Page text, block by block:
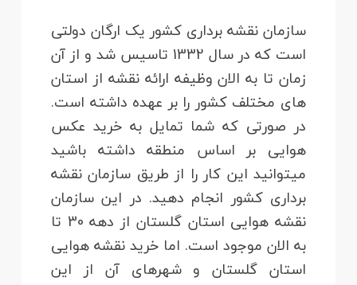
سازمان نقشه برداری کشور یک ارگان دولتی
است که در سال 1332 تاسیس شد و از آن
زمان تا به الان وظیفه ارائه نقشه از استان
های مختلف کشور را بر عهده داشته است.
در صورتی که شما تمایل به خرید عکس
هوایی بر اساس منطقه داشته باشید
می‎توانید این کار را از طریق سازمان نقشه
برداری کشور انجام دهید. در این سازمان
نقشه هوایی استان گلستان از دهه 30 تا
به الان موجود است. اما خرید نقشه هوایی
استان گلستان و شهرهای آن از این